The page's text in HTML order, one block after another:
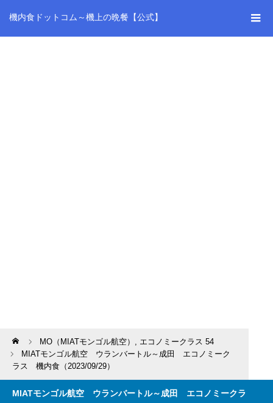
機内食ドットコム～機上の晩餐【公式】
Home MO（MIATモンゴル航空） , エコノミークラス 54
MIATモンゴル航空 ウランバートル～成田 エコノミーク
ラス 機内食（2023/09/29）
MIATモンゴル航空 ウランバートル～成田 エコノミークラ